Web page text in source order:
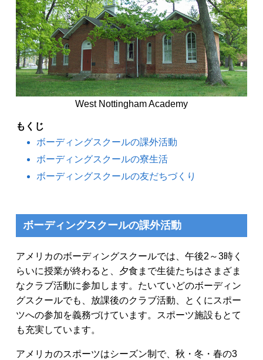
West Nottingham Academy
もくじ
ボーディングスクールの課外活動
ボーディングスクールの寮生活
ボーディングスクールの友だちづくり
ボーディングスクールの課外活動
アメリカのボーディングスクールでは、午後2～3時く
らいに授業が終わると、夕食まで生徒たちはさまざま
なクラブ活動に参加します。たいていどのボーディン
グスクールでも、放課後のクラブ活動、とくにスポー
ツへの参加を義務づけています。スポーツ施設もとて
も充実しています。
アメリカのスポーツはシーズン制で、秋・冬・春の3